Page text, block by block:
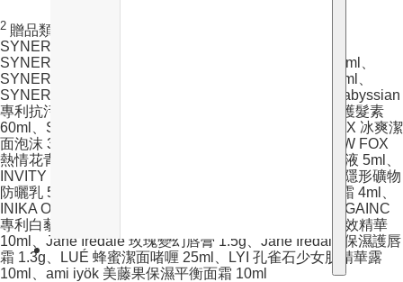
2 贈品類體驗裝可回收但不能獲取積分，包括但不限於
SYNERGIE SKIN LumiBalance 純素維A絲絨油 10ml、
SYNERGIE SKIN Dermiotic 益生菌＋益生元肌底液 10ml、
SYNERGIE SKIN Hydrogel 透明質酸瞬間注水精華 10ml、
SYNERGIE SKIN TriDration B B3極速鎖濕面膜 5ml、abyssian
專利抗污染豐盈洗髮水 60ml、abyssian 螺旋藻抗污染護髮素
60ml、SNOW FOX 藍睡蓮煥亮精華 10ml、SNOW FOX 冰爽潔
面泡沫 30ml、SNOW FOX 營養活肌面霜 15ml、SNOW FOX
熱情花青瓜修復精華 10ml、INVITY 諾加因子能量精華液 5ml、
INVITY 諾加因子奇蹟抗醣面霜 3ml、INVITY 諾加因子隱形礦物
防曬乳 5ml、INIKA ORGANIC 專利復活草牛油果護手霜 4ml、
INIKA ORGANIC 專利瑪卡根活顏日霜 4ml、INIKA ORGAINC
專利白藜蘆醇亮白晚霜4ml、GRAYDON 藍艾菊滿月全效精華
10ml、Jane Iredale 玫瑰變幻唇膏 1.5g、Jane Iredale 保濕護唇
霜 1.3g、LUÉ 蜂蜜潔面啫喱 25ml、LYI 孔雀石少女肌精華露
10ml、ami iyök 美藤果保濕平衡面霜 10ml